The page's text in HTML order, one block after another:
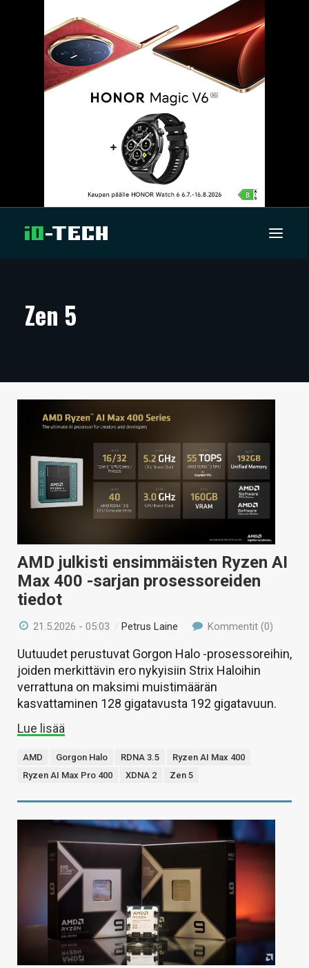
ARTIKKELIT
TECHBBS
TIETOA
KAUPPA
VAIHDA TEEMA
HAKU
Zen 5
AMD julkisti ensimmäisten Ryzen AI
Max 400 -sarjan prosessoreiden
tiedot
21.5.2026 - 05:03 /Petrus Laine Kommentit (0)
Uutuudet perustuvat Gorgon Halo -prosessoreihin,
joiden merkittävin ero nykyisiin Strix Haloihin
verrattuna on maksimi muistimäärän
kasvattaminen 128 gigatavusta 192 gigatavuun.
Lue lisää
AMD Gorgon Halo RDNA 3.5
Ryzen AI Max 400
Ryzen AI Max Pro 400
XDNA 2 Zen 5